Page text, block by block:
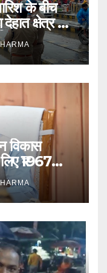
के बीच
देहात क्षेत्र का
जायजा
विकास
₹1967